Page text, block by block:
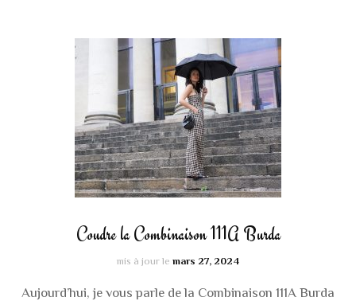
Coudre la Combinaison 111A Burda
mis à jour le mars 27, 2024
Aujourd’hui, je vous parle de la Combinaison 111A Burda